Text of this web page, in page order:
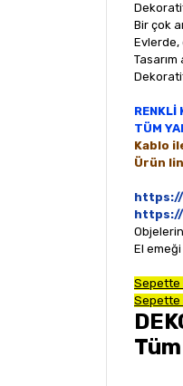
Bir çok
RENKLİ
TÜM
Kablo
Ürün
El
Sepette
Sepette